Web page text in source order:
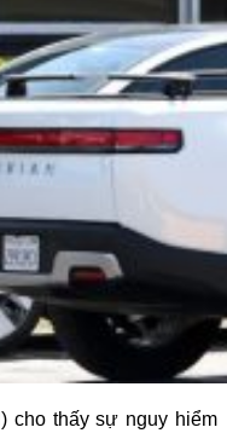
cho thấy sự nguy hiểm